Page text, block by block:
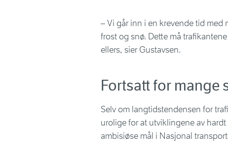
– Vi går inn i en krevende tid med
frost og snø. Dette må
ellers, sier Gustavsen.
Fortsatt for mange
Selv om langtidstendensen for
urolige for at utviklingene av
ambisiøse mål i Nasjonal